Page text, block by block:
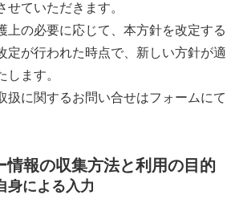
せていただきます。
上の必要に応じて、本方針を改定する
定が行われた時点で、新しい方針が適
します。
扱に関するお問い合せはフォームにて
情報の収集方法と利用の目的
身による入力